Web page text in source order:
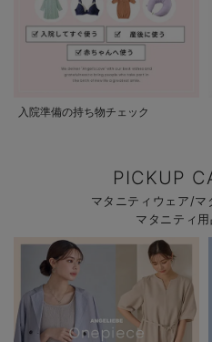
入院準備の持ち物チェック
PICKUP
マタニティウェア/
マタニティ用